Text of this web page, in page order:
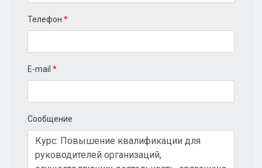
Телефон *
E-mail *
Сообщение